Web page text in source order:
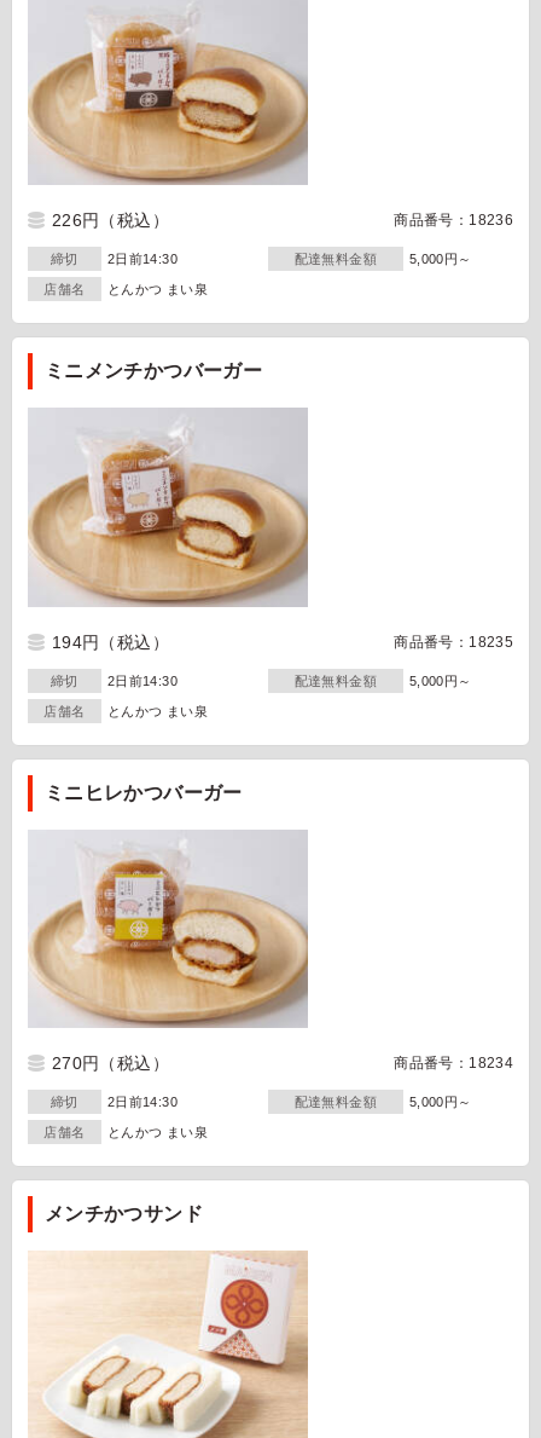
226円 （税込） 商品番号：18236
締切 2日前14:30 配達無料金額 5,000円～
店舗名 とんかつ まい泉
ミニメンチかつバーガー
194円 （税込） 商品番号：18235
締切 2日前14:30 配達無料金額 5,000円～
店舗名 とんかつ まい泉
ミニヒレかつバーガー
270円 （税込） 商品番号：18234
締切 2日前14:30 配達無料金額 5,000円～
店舗名 とんかつ まい泉
メンチかつサンド